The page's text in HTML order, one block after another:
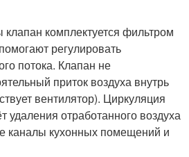
комплектуется фильтром
регулировать
потока. Клапан не
приток воздуха внутрь
вентилятор). Циркуляция
удаления отработанного воздуха
каналы кухонных помещений и